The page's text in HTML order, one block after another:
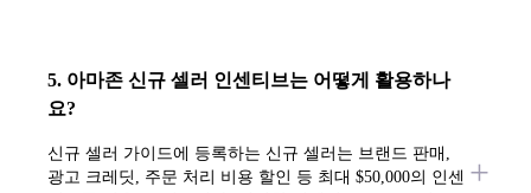
5. 아마존 신규 셀러 인센티브는 어떻게 활용하나
요?
신규 셀러 가이드에 등록하는 신규 셀러는 브랜드 판매,
광고 크레딧, 주문 처리 비용 할인 등 최대 $50,000의 인센